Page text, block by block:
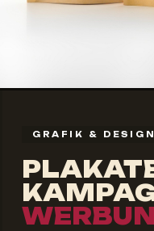
GRAFIK & DESIGN